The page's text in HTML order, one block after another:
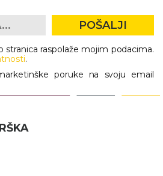
POŠALJI
stranica raspolaže mojim podacima.
.
poruke na svoju email